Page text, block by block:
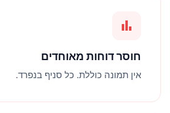
bar_chart
חוסר דוחות מאוחדים
אין תמונה כוללת. כל סניף בנפרד.